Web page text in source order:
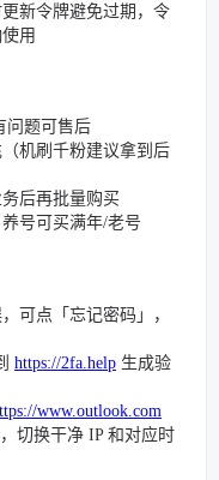
新令牌避免过期，令
用
问题可售后
机刷千粉建议拿到后
后再批量购买
号可买满年/老号
可点「忘记密码」，
https://2fa.help 生成验
www.outlook.com
切换干净 IP 和对应时